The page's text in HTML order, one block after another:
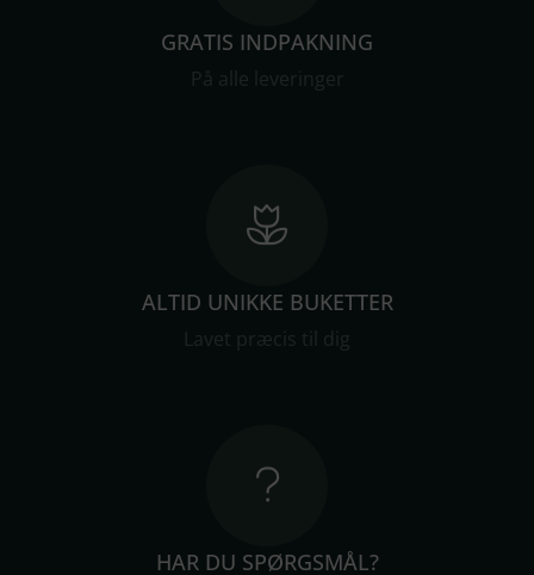
GRATIS INDPAKNING
ALTID UNIKKE BUKETTER
HAR DU SPØRGSMÅL?